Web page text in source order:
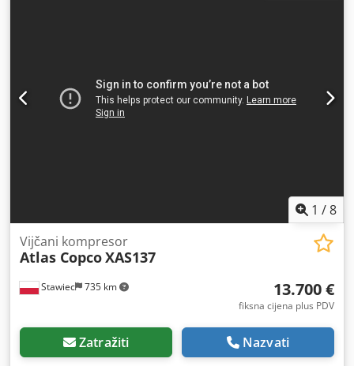
1 /8
Stawiec 735 km
Vijčani kompresor
Atlas CopcoXAS137
13.700 €
fiksna cijena plus PDV
Zatražiti Nazvati